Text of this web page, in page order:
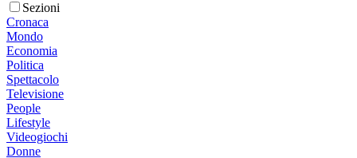
Sezioni
Cronaca
Mondo
Economia
Politica
Spettacolo
Televisione
People
Lifestyle
Videogiochi
Donne